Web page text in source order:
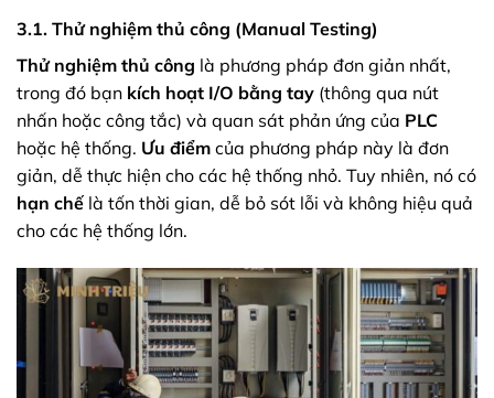
3.1. Thử nghiệm thủ công (Manual Testing)
Thử nghiệm thủ công là phương pháp đơn giản nhất,
trong đó bạn kích hoạt I/O bằng tay (thông qua nút
nhấn hoặc công tắc) và quan sát phản ứng của PLC
hoặc hệ thống. Ưu điểm của phương pháp này là đơn
giản, dễ thực hiện cho các hệ thống nhỏ. Tuy nhiên, nó có
hạn chế là tốn thời gian, dễ bỏ sót lỗi và không hiệu quả
cho các hệ thống lớn.